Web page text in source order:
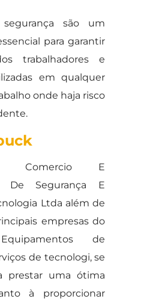
são um
para garantir
trabalhadores e
em qualquer
onde haja risco
Comercio E
De Segurança E
Ltda além de
empresas do
de
de tecnologi, se
prestar uma ótima
à proporcionar